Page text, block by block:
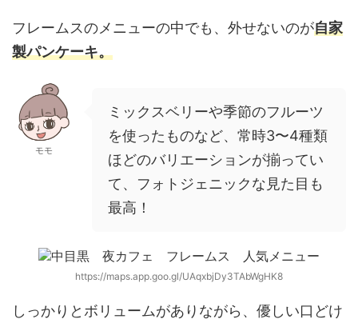
フレームスのメニューの中でも、外せないのが自家
製パンケーキ。
モモ
ミックスベリーや季節のフルーツ
を使ったものなど、常時3〜4種類
ほどのバリエーションが揃ってい
て、フォトジェニックな見た目も
最高！
https://maps.app.goo.gl/UAqxbjDy3TAbWgHK8
しっかりとボリュームがありながら、優しい口どけ